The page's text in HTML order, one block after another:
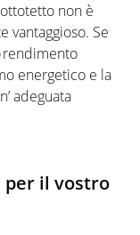
non è
vantaggioso. Se
rendimento
energetico e la
adeguata
per il vostro